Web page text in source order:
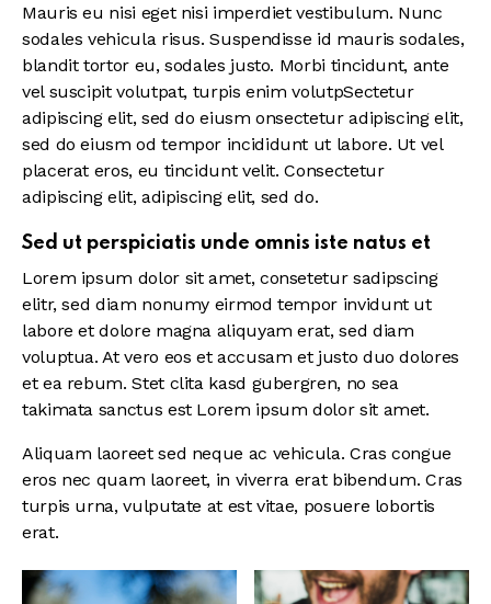
Mauris eu nisi eget nisi imperdiet vestibulum. Nunc
sodales vehicula risus. Suspendisse id mauris sodales,
blandit tortor eu, sodales justo. Morbi tincidunt, ante
vel suscipit volutpat, turpis enim volutpSectetur
adipiscing elit, sed do eiusm onsectetur adipiscing elit,
sed do eiusm od tempor incididunt ut labore. Ut vel
placerat eros, eu tincidunt velit. Consectetur
adipiscing elit, adipiscing elit, sed do.
Sed ut perspiciatis unde omnis iste natus et
Lorem ipsum dolor sit amet, consetetur sadipscing
elitr, sed diam nonumy eirmod tempor invidunt ut
labore et dolore magna aliquyam erat, sed diam
voluptua. At vero eos et accusam et justo duo dolores
et ea rebum. Stet clita kasd gubergren, no sea
takimata sanctus est Lorem ipsum dolor sit amet.
Aliquam laoreet sed neque ac vehicula. Cras congue
eros nec quam laoreet, in viverra erat bibendum. Cras
turpis urna, vulputate at est vitae, posuere lobortis
erat.